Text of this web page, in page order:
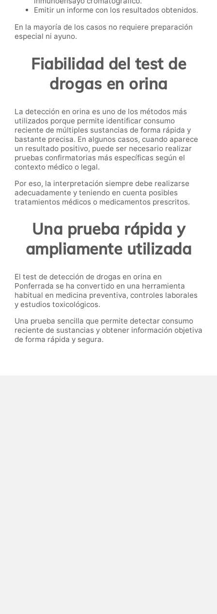
Emitir un informe con los resultados obtenidos.
En la mayoría de los casos no requiere preparación
especial ni ayuno.
Fiabilidad del test de
drogas en orina
La detección en orina es uno de los métodos más
utilizados porque permite identificar consumo
reciente de múltiples sustancias de forma rápida y
bastante precisa. En algunos casos, cuando aparece
un resultado positivo, puede ser necesario realizar
pruebas confirmatorias más específicas según el
contexto médico o legal.
Por eso, la interpretación siempre debe realizarse
adecuadamente y teniendo en cuenta posibles
tratamientos médicos o medicamentos prescritos.
Una prueba rápida y
ampliamente utilizada
El test de detección de drogas en orina en
Ponferrada se ha convertido en una herramienta
habitual en medicina preventiva, controles laborales
y estudios toxicológicos.
Una prueba sencilla que permite detectar consumo
reciente de sustancias y obtener información objetiva
de forma rápida y segura.